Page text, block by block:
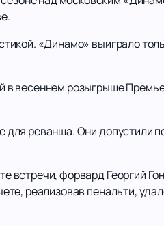
«Динамо» выиграло
в весеннем розыгрыше
для реванша. Они допустили
встречи, форвард Георгий
реализовав пенальти,